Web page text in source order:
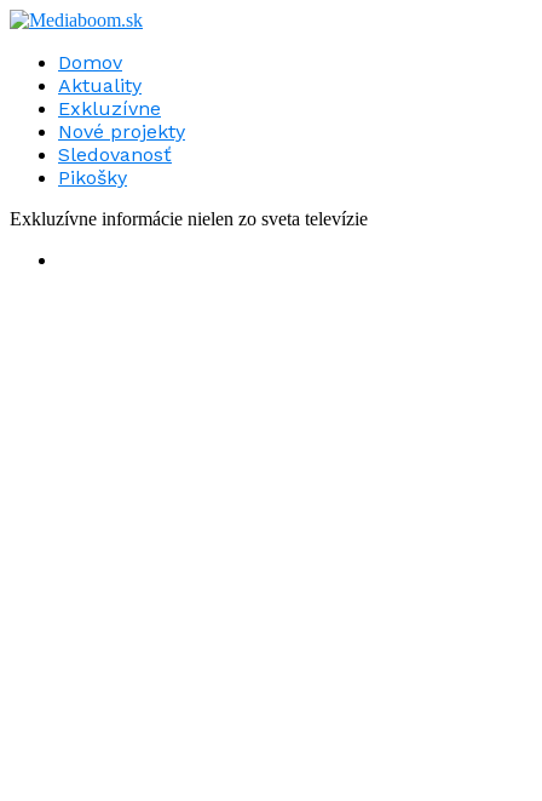
Domov
Aktuality
Exkluzívne
Nové projekty
Sledovanosť
Pikošky
Exkluzívne informácie nielen zo sveta televízie